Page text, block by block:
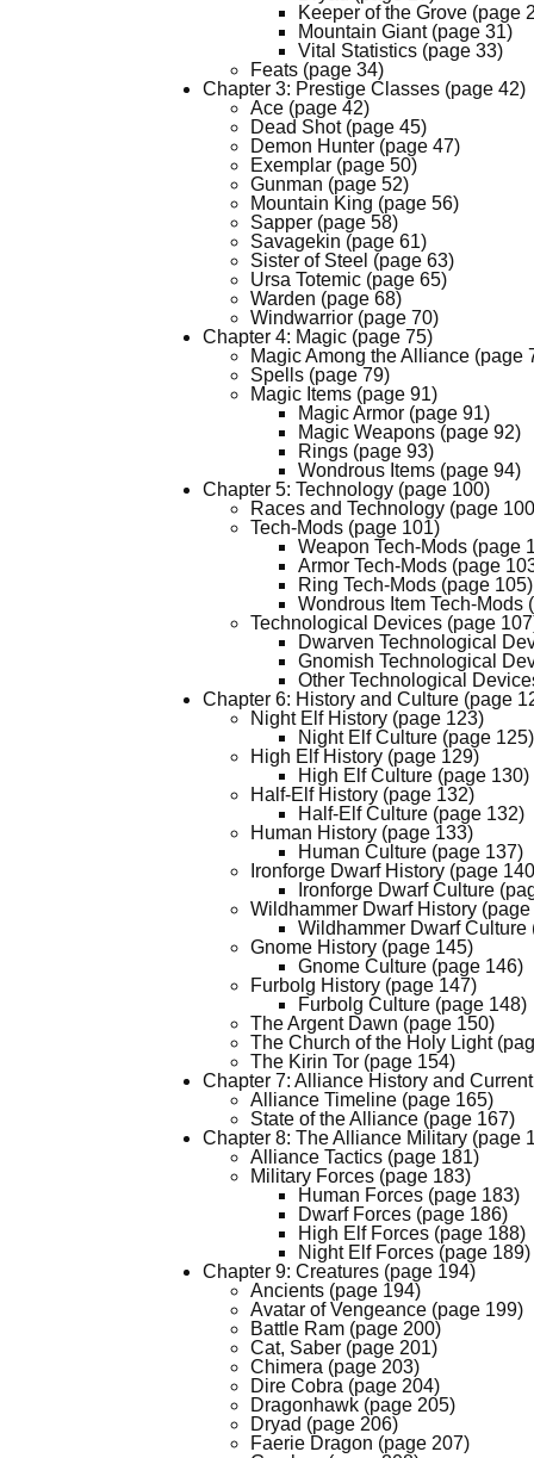
Keeper of the Grove (page
Mountain Giant (page 31)
Vital Statistics (page 33)
Feats (page 34)
Chapter 3: Prestige Classes (page 42)
Ace (page 42)
Dead Shot (page 45)
Demon Hunter (page 47)
Exemplar (page 50)
Gunman (page 52)
Mountain King (page 56)
Sapper (page 58)
Savagekin (page 61)
Sister of Steel (page 63)
Ursa Totemic (page 65)
Warden (page 68)
Windwarrior (page 70)
Chapter 4: Magic (page 75)
Magic Among the Alliance (page
Spells (page 79)
Magic Items (page 91)
Magic Armor (page 91)
Magic Weapons (page 92)
Rings (page 93)
Wondrous Items (page 94)
Chapter 5: Technology (page 100)
Races and Technology (page
Tech-Mods (page 101)
Weapon Tech-Mods (page
Armor Tech-Mods (page
Ring Tech-Mods (page 105)
Wondrous Item Tech-Mods
Technological Devices (page
Dwarven Technological
Gnomish Technological
Other Technological
Chapter 6: History and Culture (page
Night Elf History (page 123)
Night Elf Culture (page 125)
High Elf History (page 129)
High Elf Culture (page 130)
Half-Elf History (page 132)
Half-Elf Culture (page 132)
Human History (page 133)
Human Culture (page 137)
Ironforge Dwarf History (page
Ironforge Dwarf Culture
Wildhammer Dwarf History (page
Wildhammer Dwarf Culture
Gnome History (page 145)
Gnome Culture (page 146)
Furbolg History (page 147)
Furbolg Culture (page 148)
The Argent Dawn (page 150)
The Church of the Holy Light
The Kirin Tor (page 154)
Chapter 7: Alliance History and
Alliance Timeline (page 165)
State of the Alliance (page 167)
Chapter 8: The Alliance Military (page
Alliance Tactics (page 181)
Military Forces (page 183)
Human Forces (page 183)
Dwarf Forces (page 186)
High Elf Forces (page 188)
Night Elf Forces (page 189)
Chapter 9: Creatures (page 194)
Ancients (page 194)
Avatar of Vengeance (page 199)
Battle Ram (page 200)
Cat, Saber (page 201)
Chimera (page 203)
Dire Cobra (page 204)
Dragonhawk (page 205)
Dryad (page 206)
Faerie Dragon (page 207)